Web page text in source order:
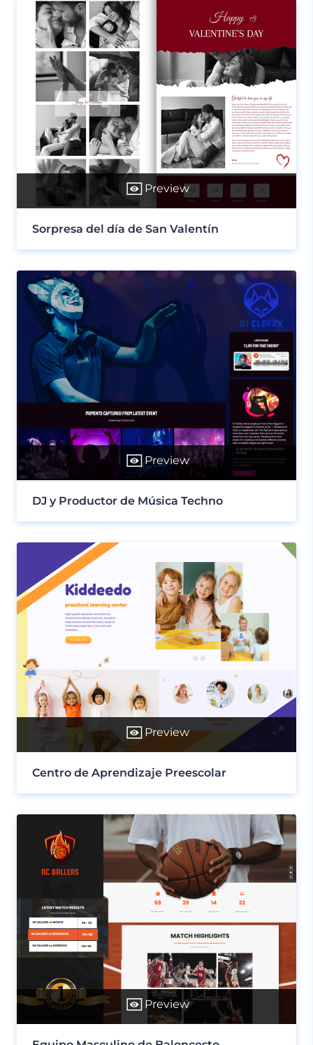
Preview
Sorpresa del día de San Valentín
Preview
DJ y Productor de Música Techno
Preview
Centro de Aprendizaje Preescolar
Preview